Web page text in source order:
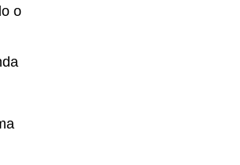
o